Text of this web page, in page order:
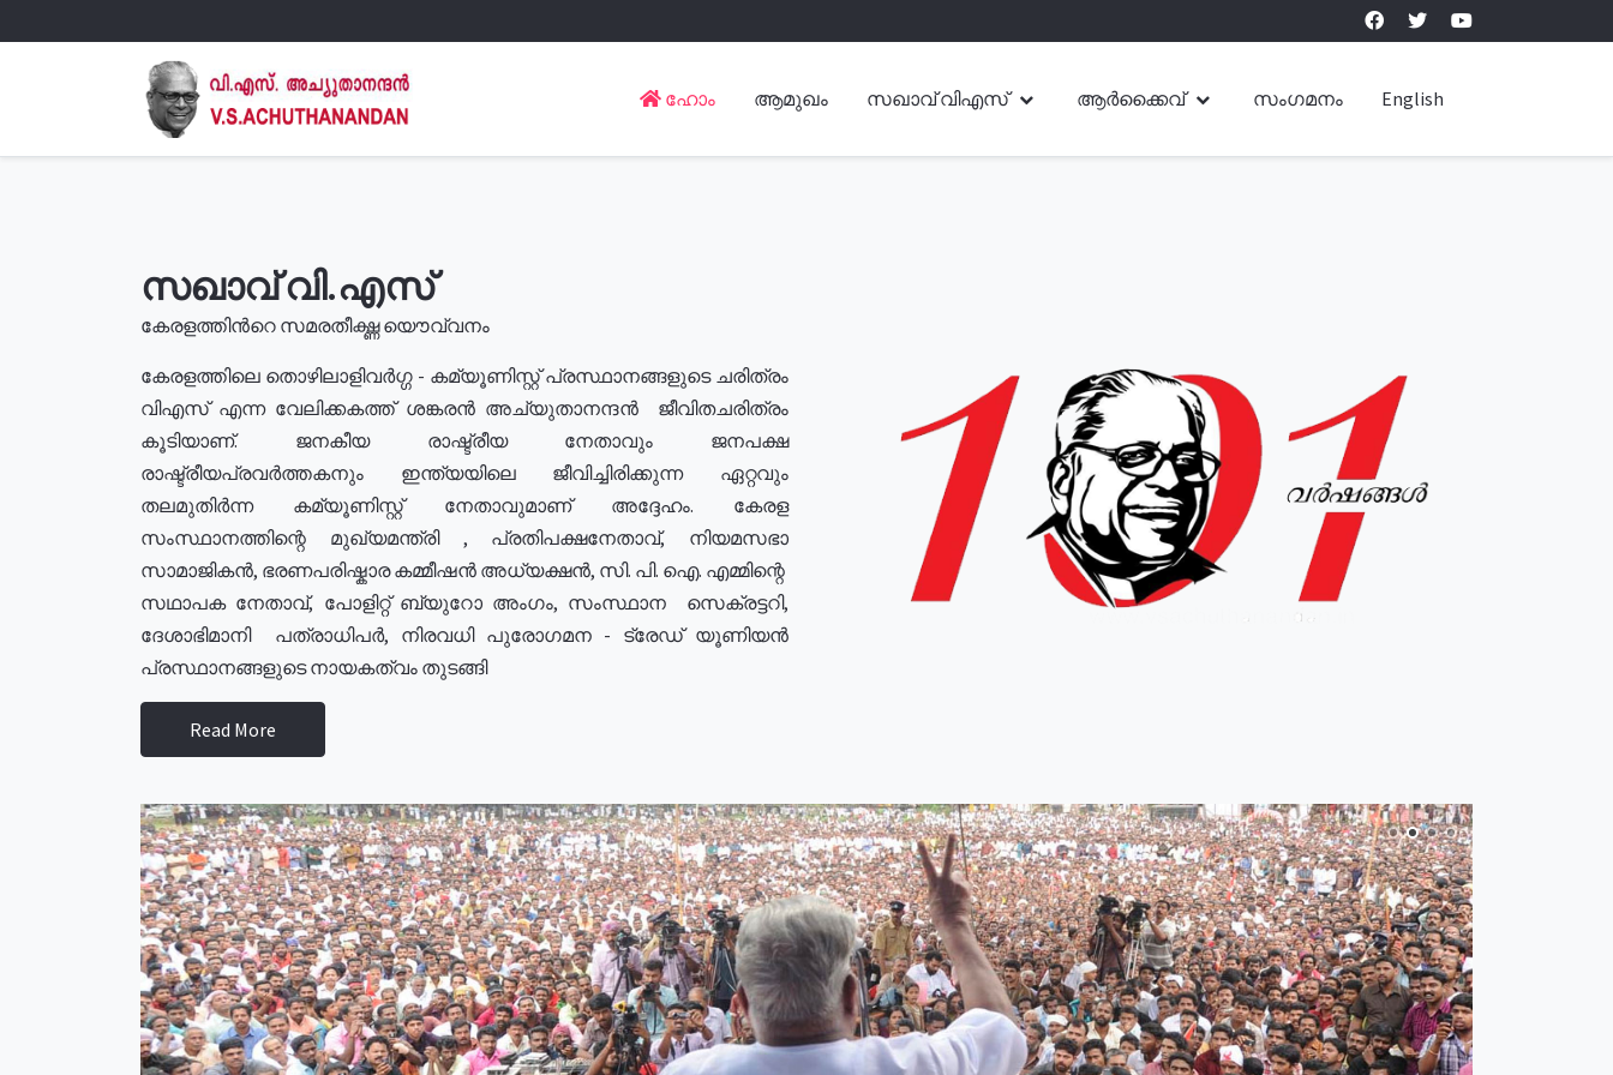
ഹോം ആമുഖം സഖാവ് വിഎസ് ആർക്കൈവ് സംഗമനം English
സഖാവ് വി.എസ്
കേരളത്തിൻറെ സമരതീക്ഷ്ണ യൌവ്വനം
കേരളത്തിലെ തൊഴിലാളിവർഗ്ഗ - കമ്യൂണിസ്റ്റ് പ്രസ്ഥാനങ്ങളുടെ ചരിത്രം
വിഎസ് എന്ന വേലിക്കകത്ത് ശങ്കരൻ അച്യുതാനന്ദൻ ജീവിതചരിത്രം
കൂടിയാണ്. ജനകീയ രാഷ്ട്രീയ നേതാവും ജനപക്ഷ
രാഷ്ട്രീയപ്രവർത്തകനും ഇന്ത്യയിലെ ജീവിച്ചിരിക്കുന്ന ഏറ്റവും
തലമുതിർന്ന കമ്യൂണിസ്റ്റ് നേതാവുമാണ് അദ്ദേഹം. കേരള
സംസ്ഥാനത്തിന്റെ മുഖ്യമന്ത്രി , പ്രതിപക്ഷനേതാവ്, നിയമസഭാ
സാമാജികൻ, ഭരണപരിഷ്കാര കമ്മീഷൻ അധ്യക്ഷൻ, സി. പി. ഐ. എമ്മിന്റെ
സഥാപക നേതാവ്, പോളിറ്റ് ബ്യുറോ അംഗം, സംസ്ഥാന സെക്രട്ടറി,
ദേശാഭിമാനി പത്രാധിപർ, നിരവധി പുരോഗമന - ട്രേഡ് യൂണിയൻ
പ്രസ്ഥാനങ്ങളുടെ നായകത്വം തുടങ്ങി
Read More